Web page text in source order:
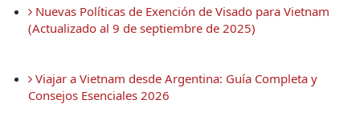
Nuevas Políticas de Exención de Visado para Vietnam
(Actualizado al 9 de septiembre de 2025)
Viajar a Vietnam desde Argentina: Guía Completa y
Consejos Esenciales 2026